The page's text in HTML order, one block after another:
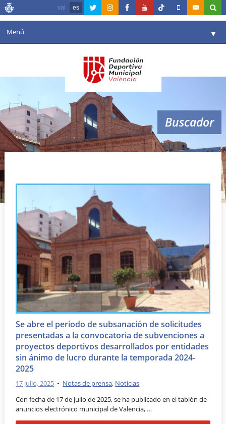
val es
Menú ▼
Agenda
Instalaciones
Comunicación ▼
Valencia en deporte ▼
Buscador
subsanación
Se abre el periodo de subsanación de solicitudes
presentadas a la convocatoria de subvenciones a
proyectos deportivos desarrollados por entidades
sin ánimo de lucro durante la temporada 2024-
2025
17 julio, 2025 • Notas de prensa, Noticias
Con fecha de 17 de julio de 2025, se ha publicado en el tablón de
anuncios electrónico municipal de Valencia, …